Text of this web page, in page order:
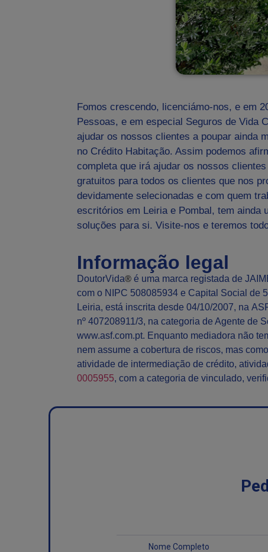
Fomos crescendo, licenciámo-nos, e em
Pessoas, e em especial Seguros de Vida
ajudar os nossos clientes a poupar ainda
no Crédito Habitação. Assim podemos
completa que irá ajudar os nossos
gratuitos para todos os clientes que nos
devidamente selecionadas e com quem
escritórios em Leiria e Pombal, tem ainda
soluções para si. Visite-nos e teremos
Informação legal
DoutorVida®é uma marca registada de
com o NIPC 508085934 e Capital Social de
Leiria, está inscrita desde 04/10/2007, na
nº 407208911/3, na categoria de Agente de
www.asf.com.pt. Enquanto mediadora não
nem assume a cobertura de riscos, mas
atividade de intermediação de crédito,
0005955, com a categoria de vinculado,
Nome Completo